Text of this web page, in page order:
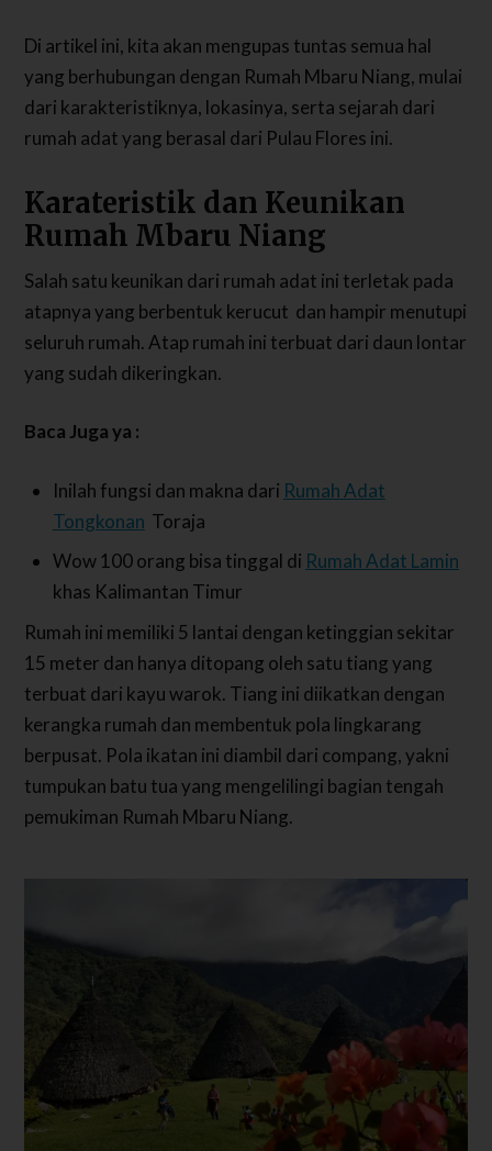
Di artikel ini, kita akan mengupas tuntas semua hal
yang berhubungan dengan Rumah Mbaru Niang, mulai
dari karakteristiknya, lokasinya, serta sejarah dari
rumah adat yang berasal dari Pulau Flores ini.
Karateristik dan Keunikan
Rumah Mbaru Niang
Salah satu keunikan dari rumah adat ini terletak pada
atapnya yang berbentuk kerucut dan hampir menutupi
seluruh rumah. Atap rumah ini terbuat dari daun lontar
yang sudah dikeringkan.
Baca Juga ya :
Inilah fungsi dan makna dari Rumah Adat
Tongkonan Toraja
Wow 100 orang bisa tinggal di Rumah Adat Lamin
khas Kalimantan Timur
Rumah ini memiliki 5 lantai dengan ketinggian sekitar
15 meter dan hanya ditopang oleh satu tiang yang
terbuat dari kayu warok. Tiang ini diikatkan dengan
kerangka rumah dan membentuk pola lingkarang
berpusat. Pola ikatan ini diambil dari compang, yakni
tumpukan batu tua yang mengelilingi bagian tengah
pemukiman Rumah Mbaru Niang.